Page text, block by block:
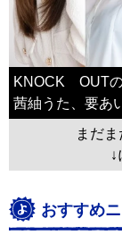
KNOCK OUTの
茜紬うた、要あ
まだ
おすすめ